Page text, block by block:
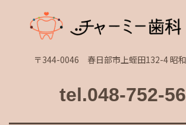
〒344-0046 春日部市上蛭田132-4 昭
tel.048-752-